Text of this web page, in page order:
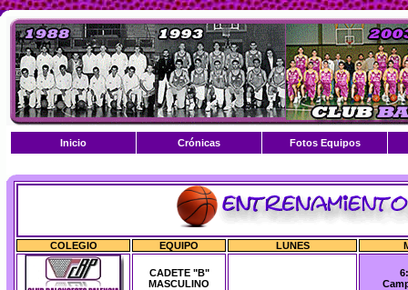
Inicio Crónicas Fotos Equipos
COLEGIO EQUIPO LUNES
CADETE "B"
MASCULINO